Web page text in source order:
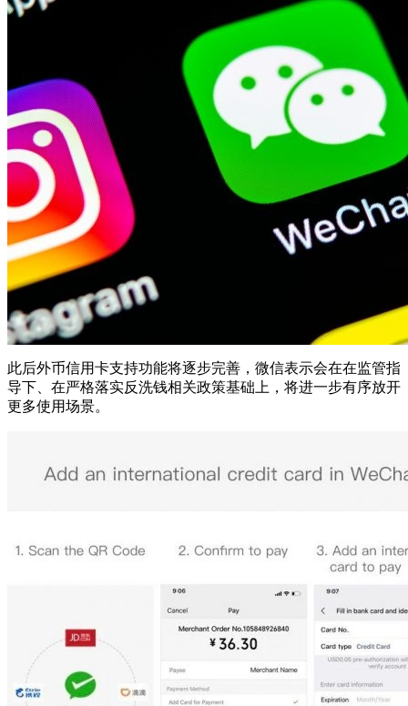
此后外币信用卡支持功能将逐步完善，微信表示会在在监管指
导下、在严格落实反洗钱相关政策基础上，将进一步有序放开
更多使用场景。